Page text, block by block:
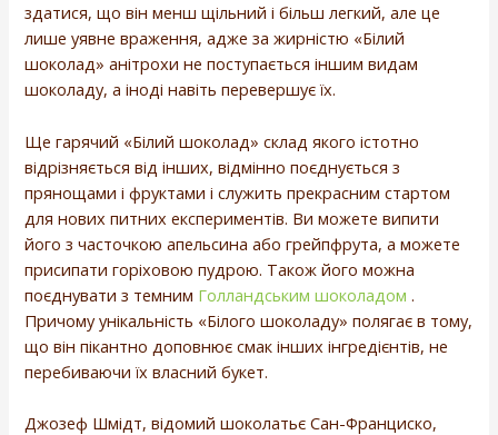
здатися, що він менш щільний і більш легкий, але це
лише уявне враження, адже за жирністю «Білий
шоколад» анітрохи не поступається іншим видам
шоколаду, а іноді навіть перевершує їх.
Ще гарячий «Білий шоколад» склад якого істотно
відрізняється від інших, відмінно поєднується з
прянощами і фруктами і служить прекрасним стартом
для нових питних експериментів. Ви можете випити
його з часточкою апельсина або грейпфрута, а можете
присипати горіховою пудрою. Також його можна
поєднувати з темним Голландським шоколадом.
Причому унікальність «Білого шоколаду» полягає в тому,
що він пікантно доповнює смак інших інгредієнтів, не
перебиваючи їх власний букет.
Джозеф Шмідт, відомий шоколатьє Сан-Франциско,